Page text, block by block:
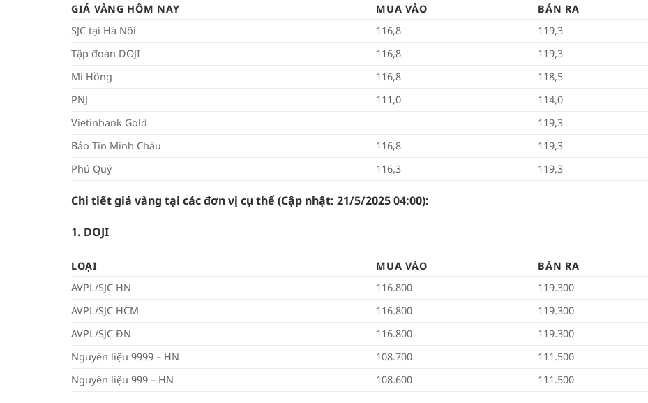
GIÁ VÀNG HÔM NAY MUA VÀO
BÁN RA
SJC tại Hà Nội
116,8
119,3
Tập đoàn DOJI
116,8
119,3
Mi Hồng
116,8
118,5
PNJ
111,0
114,0
Vietinbank Gold
119,3
Bảo Tín Minh Châu
116,8
119,3
Phú Quý
116,3 119,3
Chi tiết giá vàng tại các đơn vị cụ thể (Cập nhật: 21/5/2025 04:00):
1. DOJI
LOẠI MUA VÀO
BÁN RA
AVPL/SJC HN
116.800
119.300
AVPL/SJC HCM
116.800
119.300
AVPL/SJC ĐN
116.800
119.300
Nguyên liệu 9999 – HN
108.700
111.500
Nguyên liệu 999 – HN
108.600 111.500